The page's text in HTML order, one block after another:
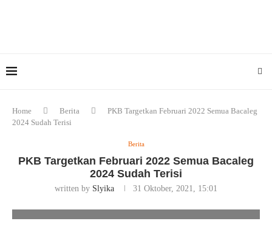
Home Berita
PKB Targetkan Februari 2022 Semua Bacaleg
2024 Sudah Terisi
Berita
PKB Targetkan Februari 2022 Semua Bacaleg
2024 Sudah Terisi
written by Slyika 31 Oktober, 2021, 15:01
PKB Targetkan Februari 2022 Semua Bacaleg 2024 Sudah Terisi.